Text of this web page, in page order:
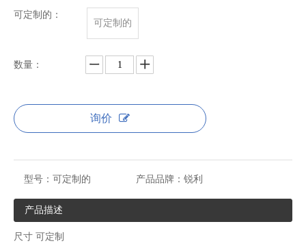
可定制的：
可定制的
数量：
询价
型号： 可定制的 产品品牌： 锐利
产品描述
尺寸 可定制